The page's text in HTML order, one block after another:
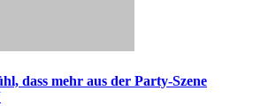
dass mehr aus der Party-Szene